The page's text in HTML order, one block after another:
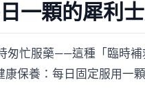
一顆的犀利
匆忙服藥——這種「臨時
康保養：每日固定服用